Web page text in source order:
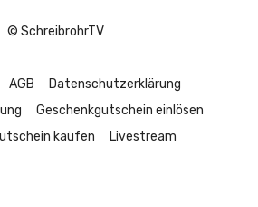
© SchreibrohrTV
AGB
Datenschutzerklärung
Geschenkgutschein einlösen
kaufen
Livestream